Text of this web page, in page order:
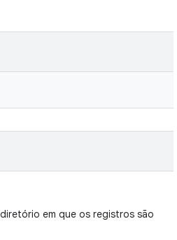
em que os registros são